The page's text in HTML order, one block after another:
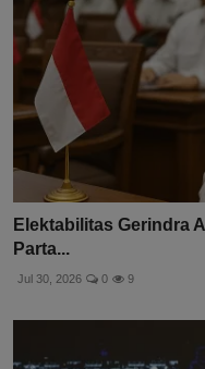
Elektabilitas Gerindra
Parta...
Jul 30, 2026 0 9